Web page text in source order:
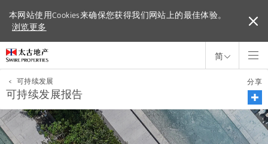
本网站使用Cookies来确保您获得我们网站上的最佳体验。
浏览更多
本网站使用Cookies来确保您获得我们网站上的最佳体验。
浏览更多
简
< 可持续发展
可持续发展报告
分享